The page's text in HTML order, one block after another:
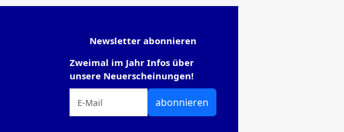
Newsletter abonnieren
Zweimal im Jahr Infos über
unsere Neuerscheinungen!
abonnieren